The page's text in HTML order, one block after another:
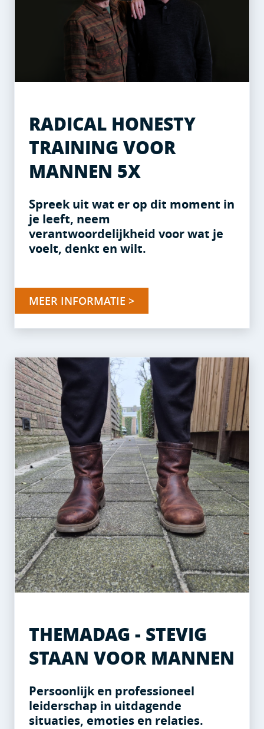
RADICAL HONESTY
TRAINING VOOR
MANNEN 5X
Spreek uit wat er op dit moment in
je leeft, neem
verantwoordelijkheid voor wat je
voelt, denkt en wilt.
MEER INFORMATIE >
THEMADAG - STEVIG
STAAN VOOR MANNEN
Persoonlijk en professioneel
leiderschap in uitdagende
situaties, emoties en relaties.